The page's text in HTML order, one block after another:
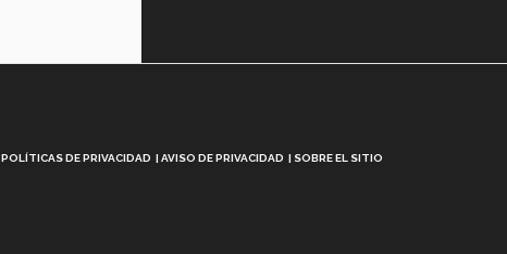
POLÍTICAS DE PRIVACIDAD AVISO DE PRIVACIDAD SOBRE EL SITIO